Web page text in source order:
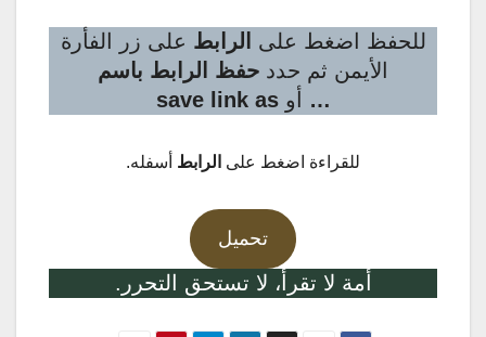
للحفظ اضغط على الرابط على زر الفأرة
الأيمن ثم حدد حفظ الرابط باسم
…
أوsave link as
للقراءة اضغط على الرابط أسفله.
تحميل
أمة لا تقرأ، لا تستحق التحرر.